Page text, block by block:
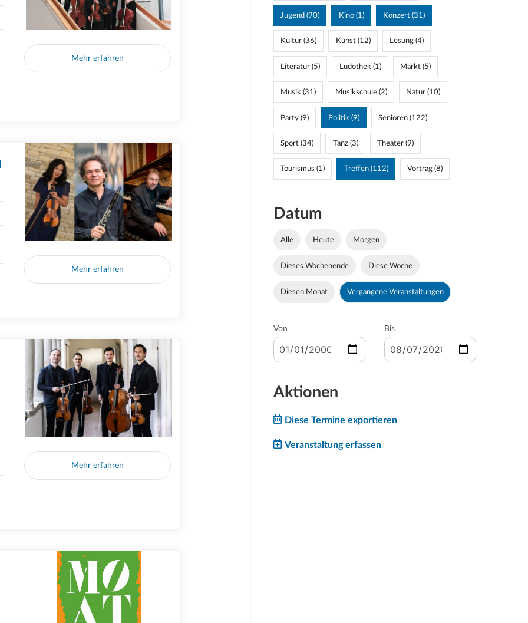
Mehr erfahren
Mehr erfahren
Mehr erfahren
Jugend (90) Kino (1) Konzert (31)
Kultur (36) Kunst (12) Lesung (4)
Literatur (5) Ludothek (1) Markt (5)
Musik (31) Musikschule (2) Natur (10)
Party (9) Politik (9) Senioren (122)
Sport (34) Tanz (3) Theater (9)
Tourismus (1) Treffen (112) Vortrag (8)
Datum
Alle Heute Morgen
Dieses Wochenende Diese Woche
Diesen Monat Vergangene Veranstaltungen
Von Bis
Aktionen
Diese Termine exportieren
Veranstaltung erfassen